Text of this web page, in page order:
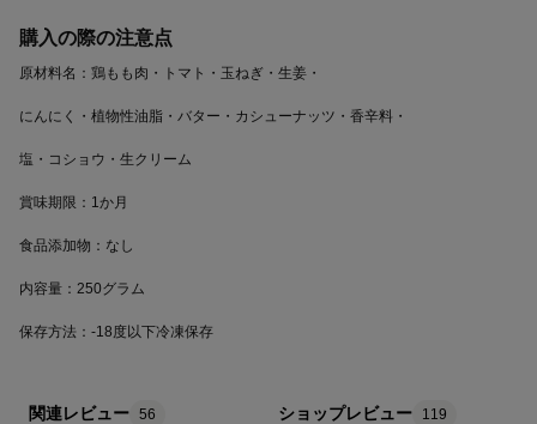
購入の際の注意点
保存方法：-18度以下冷凍保存
関連レビュー 56 ショップレビュー 119